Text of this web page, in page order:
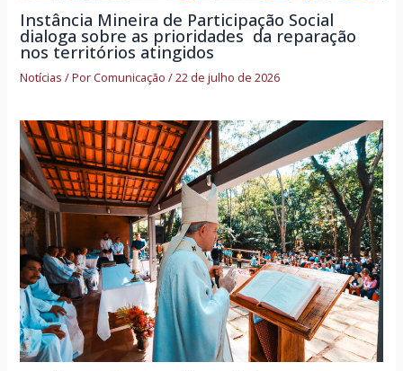
Instância Mineira de Participação Social
dialoga sobre as prioridades da reparação
nos territórios atingidos
Notícias / PorComunicação/22 de julho de 2026